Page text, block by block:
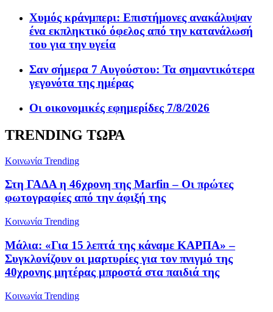
Χυμός κράνμπερι: Επιστήμονες ανακάλυψαν
ένα εκπληκτικό όφελος από την κατανάλωσή
του για την υγεία
Σαν σήμερα 7 Αυγούστου: Τα σημαντικότερα
γεγονότα της ημέρας
Οι οικονομικές εφημερίδες 7/8/2026
TRENDING ΤΩΡΑ
Κοινωνία Trending
Στη ΓΑΔΑ η 46χρονη της Marfin – Οι πρώτες
φωτογραφίες από την άφιξή της
Κοινωνία Trending
Μάλια: «Για 15 λεπτά της κάναμε ΚΑΡΠΑ» –
Συγκλονίζουν οι μαρτυρίες για τον πνιγμό της
40χρονης μητέρας μπροστά στα παιδιά της
Κοινωνία Trending